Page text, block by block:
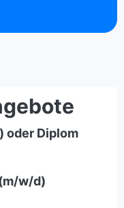
oder Diplom
w/d)